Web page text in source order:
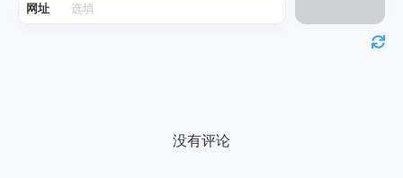
网址
没有评论